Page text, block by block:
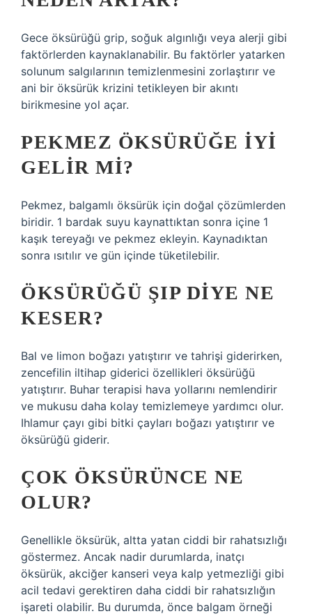
Gece öksürüğü grip, soğuk algınlığı veya alerji gibi
faktörlerden kaynaklanabilir. Bu faktörler yatarken
solunum salgılarının temizlenmesini zorlaştırır ve
ani bir öksürük krizini tetikleyen bir akıntı
birikmesine yol açar.
PEKMEZ ÖKSÜRÜĞE IYI
GELIR MI?
Pekmez, balgamlı öksürük için doğal çözümlerden
biridir. 1 bardak suyu kaynattıktan sonra içine 1
kaşık tereyağı ve pekmez ekleyin. Kaynadıktan
sonra ısıtılır ve gün içinde tüketilebilir.
ÖKSÜRÜĞÜ ŞIP DIYE NE
KESER?
Bal ve limon boğazı yatıştırır ve tahrişi giderirken,
zencefilin iltihap giderici özellikleri öksürüğü
yatıştırır. Buhar terapisi hava yollarını nemlendirir
ve mukusu daha kolay temizlemeye yardımcı olur.
Ihlamur çayı gibi bitki çayları boğazı yatıştırır ve
öksürüğü giderir.
ÇOK ÖKSÜRÜNCE NE
OLUR?
Genellikle öksürük, altta yatan ciddi bir rahatsızlığı
göstermez. Ancak nadir durumlarda, inatçı
öksürük, akciğer kanseri veya kalp yetmezliği gibi
acil tedavi gerektiren daha ciddi bir rahatsızlığın
işareti olabilir. Bu durumda, önce balgam örneği